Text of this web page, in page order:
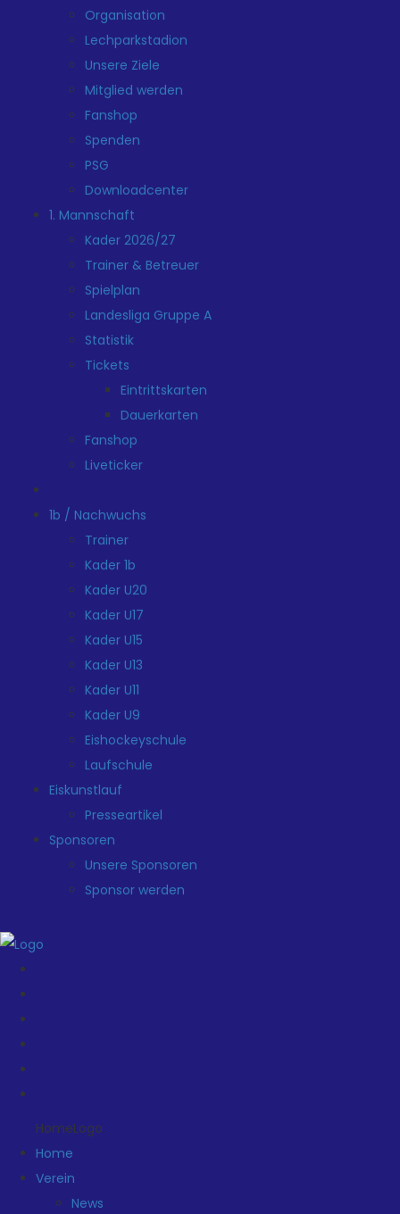
Organisation
Lechparkstadion
Unsere Ziele
Mitglied werden
Fanshop
Spenden
PSG
Downloadcenter
1. Mannschaft
Kader 2026/27
Trainer & Betreuer
Spielplan
Landesliga Gruppe A
Statistik
Tickets
Eintrittskarten
Dauerkarten
Fanshop
Liveticker
1b / Nachwuchs
Trainer
Kader 1b
Kader U20
Kader U17
Kader U15
Kader U13
Kader U11
Kader U9
Eishockeyschule
Laufschule
Eiskunstlauf
Presseartikel
Sponsoren
Unsere Sponsoren
Sponsor werden
HomeLogo
Home
Verein
News